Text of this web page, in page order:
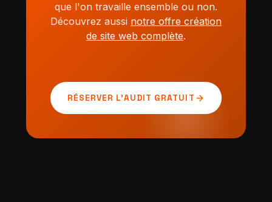
que l'on travaille ensemble ou non.
Découvrez aussi notre offre création
de site web complète.
RÉSERVER L'AUDIT GRATUIT arrow_forward